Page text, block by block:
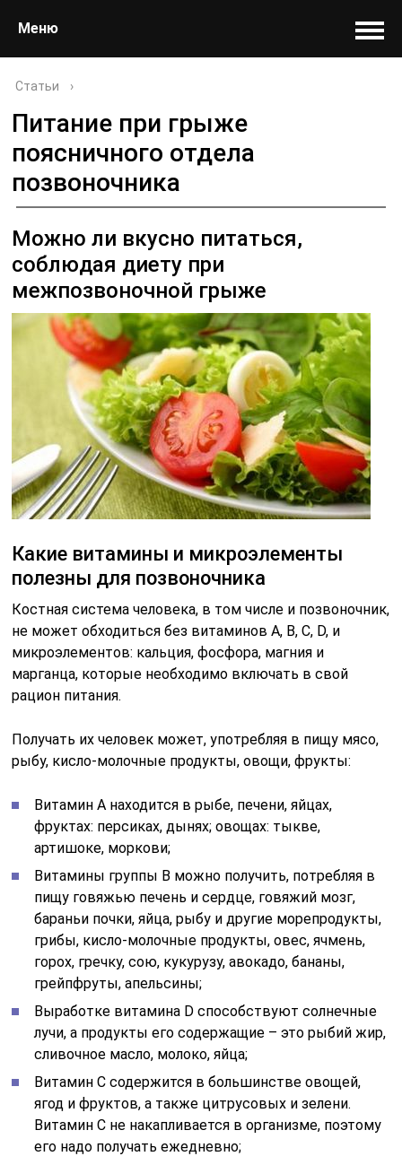
Меню
Статьи ›
Питание при грыже
поясничного отдела
позвоночника
Можно ли вкусно питаться,
соблюдая диету при
межпозвоночной грыже
Какие витамины и микроэлементы
полезны для позвоночника
Костная система человека, в том числе и позвоночник,
не может обходиться без витаминов А, В, C, D, и
микроэлементов: кальция, фосфора, магния и
марганца, которые необходимо включать в свой
рацион питания.
Получать их человек может, употребляя в пищу мясо,
рыбу, кисло-молочные продукты, овощи, фрукты:
Витамин А находится в рыбе, печени, яйцах,
фруктах: персиках, дынях; овощах: тыкве,
артишоке, моркови;
Витамины группы В можно получить, потребляя в
пищу говяжью печень и сердце, говяжий мозг,
бараньи почки, яйца, рыбу и другие морепродукты,
грибы, кисло-молочные продукты, овес, ячмень,
горох, гречку, сою, кукурузу, авокадо, бананы,
грейпфруты, апельсины;
Выработке витамина D способствуют солнечные
лучи, а продукты его содержащие – это рыбий жир,
сливочное масло, молоко, яйца;
Витамин С содержится в большинстве овощей,
ягод и фруктов, а также цитрусовых и зелени.
Витамин С не накапливается в организме, поэтому
его надо получать ежедневно;